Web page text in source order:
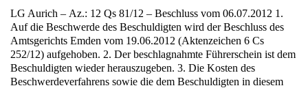
LG Aurich – Az.: 12 Qs 81/12 – Beschluss vom 06.07.2012 1.
Auf die Beschwerde des Beschuldigten wird der Beschluss des
Amtsgerichts Emden vom 19.06.2012 (Aktenzeichen 6 Cs
252/12) aufgehoben. 2. Der beschlagnahmte Führerschein ist dem
Beschuldigten wieder herauszugeben. 3. Die Kosten des
Beschwerdeverfahrens sowie die dem Beschuldigten in diesem